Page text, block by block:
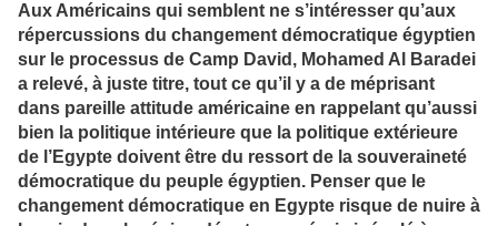
Aux Américains qui semblent ne s’intéresser qu’aux
répercussions du changement démocratique égyptien
sur le processus de Camp David, Mohamed Al Baradei
a relevé, à juste titre, tout ce qu’il y a de méprisant
dans pareille attitude américaine en rappelant qu’aussi
bien la politique intérieure que la politique extérieure
de l’Egypte doivent être du ressort de la souveraineté
démocratique du peuple égyptien. Penser que le
changement démocratique en Egypte risque de nuire à